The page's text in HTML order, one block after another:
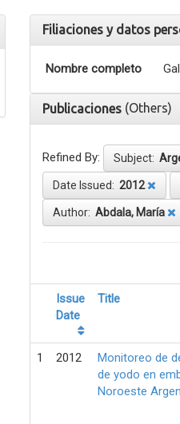
Filiaciones y datos
Nombre completo
Publicaciones (Others)
Refined By: Subject:
Date Issued: 2012
Author: Abdala, María
Issue
Date
Title
1 2012
Monitoreo de
de yodo en
Noroeste